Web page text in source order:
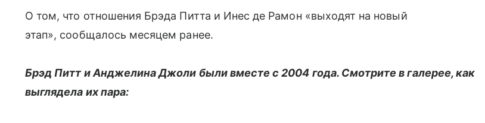
О том, что отношения Брэда Питта и Инес де Рамон «выходят на новый
этап», сообщалось месяцем ранее.
Брэд Питт и Анджелина Джоли были вместе с 2004 года. Смотрите в галерее, как
выглядела их пара: